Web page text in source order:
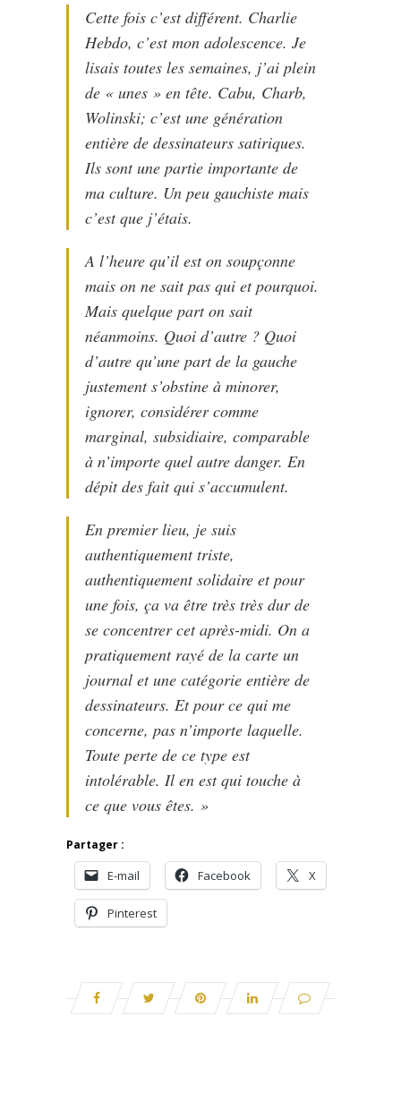
Cette fois c’est différent. Charlie
Hebdo, c’est mon adolescence. Je
lisais toutes les semaines, j’ai plein
de « unes » en tête. Cabu, Charb,
Wolinski; c’est une génération
entière de dessinateurs satiriques.
Ils sont une partie importante de
ma culture. Un peu gauchiste mais
c’est que j’étais.
A l’heure qu’il est on soupçonne
mais on ne sait pas qui et pourquoi.
Mais quelque part on sait
néanmoins. Quoi d’autre ? Quoi
d’autre qu’une part de la gauche
justement s’obstine à minorer,
ignorer, considérer comme
marginal, subsidiaire, comparable
à n’importe quel autre danger. En
dépit des fait qui s’accumulent.
En premier lieu, je suis
authentiquement triste,
authentiquement solidaire et pour
une fois, ça va être très très dur de
se concentrer cet après-midi. On a
pratiquement rayé de la carte un
journal et une catégorie entière de
dessinateurs. Et pour ce qui me
concerne, pas n’importe laquelle.
Toute perte de ce type est
intolérable. Il en est qui touche à
ce que vous êtes. »
Partager :
E-mail Facebook X
Pinterest